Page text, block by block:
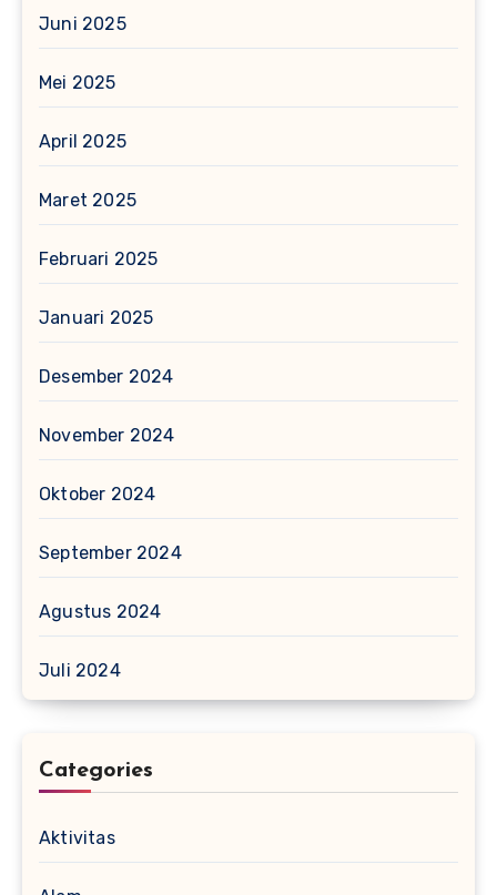
Juni 2025
Mei 2025
April 2025
Maret 2025
Februari 2025
Januari 2025
Desember 2024
November 2024
Oktober 2024
September 2024
Agustus 2024
Juli 2024
Categories
Aktivitas